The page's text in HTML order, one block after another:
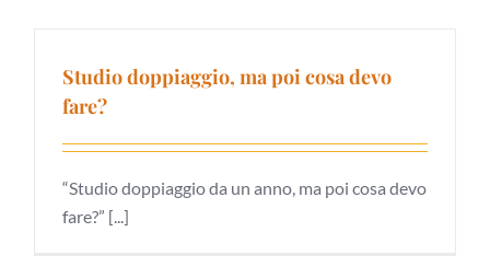
Studio doppiaggio, ma poi cosa devo
fare?
“Studio doppiaggio da un anno, ma poi cosa devo
fare?” [...]